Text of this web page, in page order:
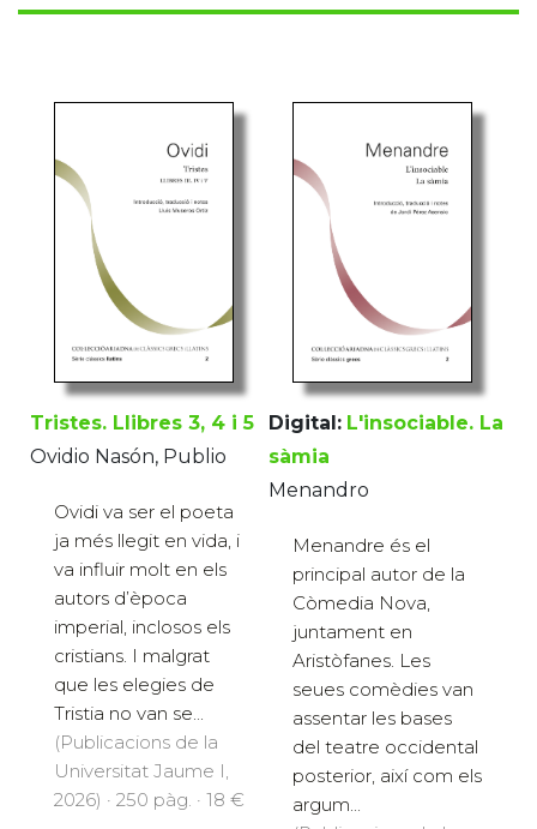
Tristes. Llibres 3, 4 i 5
Ovidio Nasón, Publio
Ovidi va ser el poeta
ja més llegit en vida, i
va influir molt en els
autors d’època
imperial, inclosos els
cristians. I malgrat
que les elegies de
Tristia no van se...
(Publicacions de la
Universitat Jaume I,
2026) · 250 pàg. · 18 €
Digital: L'insociable. La
sàmia
Menandro
Menandre és el
principal autor de la
Còmedia Nova,
juntament en
Aristòfanes. Les
seues comèdies van
assentar les bases
del teatre occidental
posterior, així com els
argum...